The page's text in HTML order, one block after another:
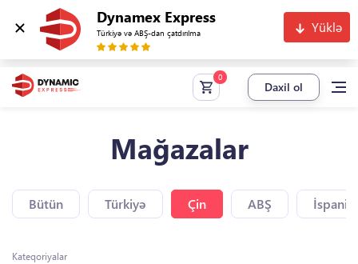
Dynamex Express
Türkiyə və ABŞ-dan çatdırılma Yüklə
Daxil ol
Mağazalar
Bütün Türkiyə Çin ABŞ
Kateqoriyalar